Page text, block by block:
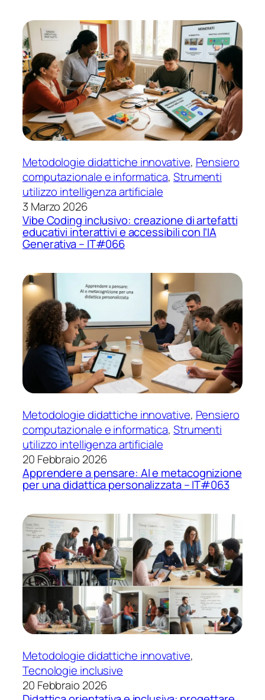
Metodologie didattiche innovative, Pensiero
computazionale e informatica, Strumenti
utilizzo intelligenza artificiale
3 Marzo 2026
Vibe Coding inclusivo: creazione di artefatti
educativi interattivi e accessibili con l’IA
Generativa – IT#066
Metodologie didattiche innovative, Pensiero
computazionale e informatica, Strumenti
utilizzo intelligenza artificiale
20 Febbraio 2026
Apprendere a pensare: AI e metacognizione
per una didattica personalizzata – IT#063
Metodologie didattiche innovative
Tecnologie inclusive
20 Febbraio 2026